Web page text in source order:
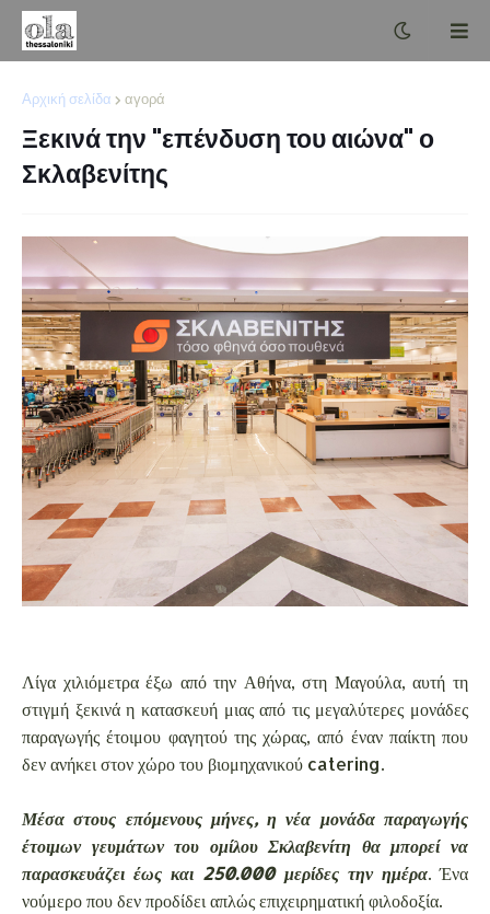
Αρχική σελίδα αγορά
Ξεκινά την "επένδυση του αιώνα" ο
Σκλαβενίτης
Λίγα χιλιόμετρα έξω από την Αθήνα, στη Μαγούλα, αυτή τη
στιγμή ξεκινά η κατασκευή μιας από τις μεγαλύτερες μονάδες
παραγωγής έτοιμου φαγητού της χώρας, από έναν παίκτη που
δεν ανήκει στον χώρο του βιομηχανικού catering.
Μέσα στους επόμενους μήνες, η νέα μονάδα παραγωγής
έτοιμων γευμάτων του ομίλου Σκλαβενίτη θα μπορεί να
παρασκευάζει έως και 250.000 μερίδες την ημέρα. Ένα
νούμερο που δεν προδίδει απλώς επιχειρηματική φιλοδοξία.